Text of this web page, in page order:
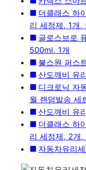
더클래스 하
리 세정제, 1개,
글로스브로
500ml, 1개
불스원 퍼스
산도깨비 유
디크로닉 자
월 랜덤발송 세
산도깨비 유
더클래스 하
리 세정제, 2개
자동차유리